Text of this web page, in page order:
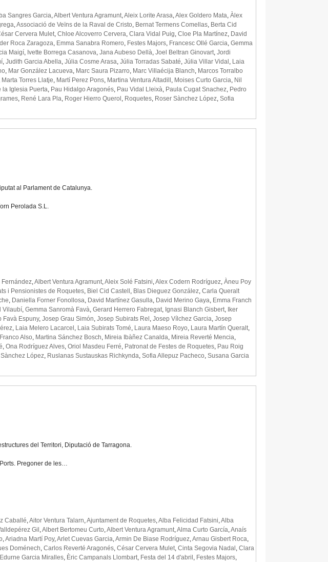
Sangres Garcia,Albert Ventura Agramunt,Aleix Lorite Arasa,Alex Goldero Mata, Àlex
,Associació de Veïns de la Raval de Cristo, Bernat Termens Comellas, Berta Cid
Cervera Mulet, Chloe Alcoverro Cervera, Clara Vidal Puig, Cloe Pla Martínez, David
Roca Zaragoza, Emma Sanabra Romero, Festes Majors, Francesc Ollé Garcia, Gemma
Maigí, Ivette Borrega Casanova, Jana Aubeso Dellà, Joel Beltran Ginovart, Jordi
, Judith Garcia Abella, Júlia Cosme Arasa, Júlia Torradas Sabaté, Júlia Villar Vidal , Laia
, Mar González Lacueva, Marc Saura Pizarro, Marc Villaécija Blanch, Marcos Torralbo
Marta Torres Llatje, Martí Perez Pons, Martina Ventura Altadill , Moises Curto Garcia, Nil
la Iglesia Puerta, Pau Hidalgo Aragonés, Pau Vidal Lleixà, Paula Cugat Snachez, Pedro
, René Lara Pla, Roger Hierro Querol , Roquetes, Roser Sànchez López, Sofia
al Parlament de Catalunya.
Perolada S.L.
Fernández,Albert Ventura Agramunt,Aleix Solé Fatsini,Alex Codern Rodríguez, Àneu Poy
i Pensionistes de Roquetes, Biel Cid Castell , Blas Dieguez González, Carla Queralt
, Daniella Forner Fonollosa, David Martínez Gasulla, David Merino Gaya, Emma Franch
Vilaubí, Gemma Sanromà Favà, Gerard Herrero Fabregat, Ignasi Blanch Gisbert, Iker
Favà Espuny, Josep Grau Simón, Josep Subirats Rel , Josep Vílchez Garcia, Josep
, Laia Melero Lacarcel , Laia Subirats Tomé, Laura Maeso Royo, Laura Martín Queralt,
Also, Martina Sánchez Bosch, Mireia Ibàñez Canalda, Mireia Reverté Mencia,
, Ona Rodríguez Alves, Oriol Masdeu Ferré, Patronat de Festes de Roquetes, Pau Roig
López, Ruslanas Sustauskas Richkynda, Sofia Allepuz Pacheco, Susana Garcia
del Territori, Diputació de Tarragona.
Pregoner de les…
Caballé,Aitor Ventura Talarn,Ajuntament de Roquetes,Alba Felicidad Fatsini,Alba
Gil ,Albert Bertomeu Curto,Albert Ventura Agramunt,Alma Curto García,Anaís
,Ariadna Martí Poy,Arlet Cuevas Garcia,Armin De Biase Rodríguez,Arnau Gisbert Roca,
Doménech, Carlos Reverté Aragonés, César Cervera Mulet, Cinta Segovia Nadal , Clara
Edurne Garcia Miralles, Èric Campanals Llombart, Festa del 14 d'abril , Festes Majors,